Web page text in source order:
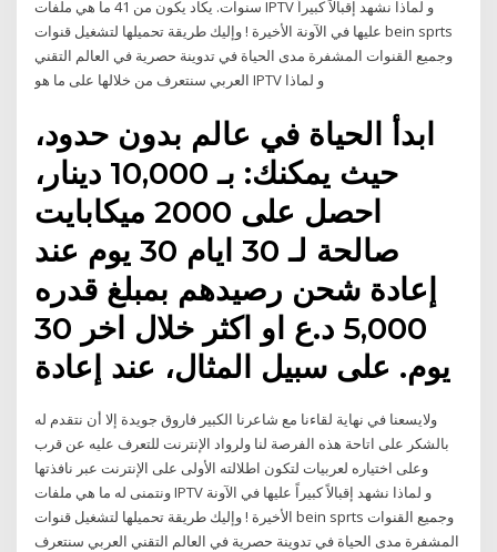
سنوات. يكاد يكون من 41 ما هي ملفات IPTV و لماذا نشهد إقبالاً كبيراً
عليها في الآونة الأخيرة ! وإليك طريقة تحميلها لتشغيل قنوات bein sprts
وجميع القنوات المشفرة مدى الحياة في تدوينة حصرية في العالم التقني
العربي سنتعرف من خلالها على ما هو IPTV و لماذا
ابدأ الحياة في عالم بدون حدود،
حيث يمكنك: بـ 10,000 دينار،
احصل على 2000 ميكابايت
صالحة لـ 30 ايام 30 يوم عند
إعادة شحن رصيدهم بمبلغ قدره
5,000 د.ع او اكثر خلال اخر 30
يوم. على سبيل المثال، عند إعادة
ولايسعنا في نهاية لقاءنا مع شاعرنا الكبير فاروق جويدة إلا أن نتقدم له
بالشكر على اتاحة هذه الفرصة لنا ولرواد الإنترنت للتعرف عليه عن قرب
وعلى اختياره لعربيات لتكون اطلالته الأولى على الإنترنت عبر نافذتها
ونتمنى له ما هي ملفات IPTV و لماذا نشهد إقبالاً كبيراً عليها في الآونة
الأخيرة ! وإليك طريقة تحميلها لتشغيل قنوات bein sprts وجميع القنوات
المشفرة مدى الحياة في تدوينة حصرية في العالم التقني العربي سنتعرف